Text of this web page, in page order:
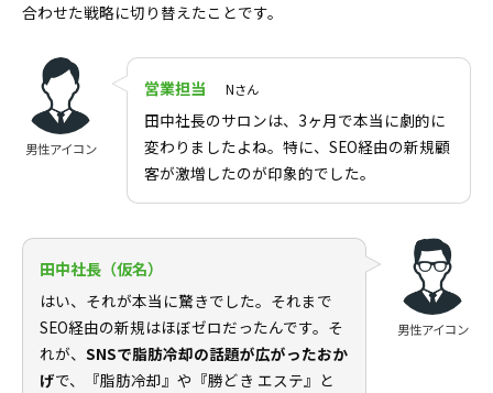
合わせた戦略に切り替えたことです。
男性アイコン
営業担当 Nさん
田中社長のサロンは、3ヶ月で本当に劇的に
変わりましたよね。特に、SEO経由の新規顧
客が激増したのが印象的でした。
男性アイコン
田中社長（仮名）
はい、それが本当に驚きでした。それまで
SEO経由の新規はほぼゼロだったんです。そ
れが、 SNSで脂肪冷却の話題が広がったおか
げで、『脂肪冷却』や『勝どき エステ』と